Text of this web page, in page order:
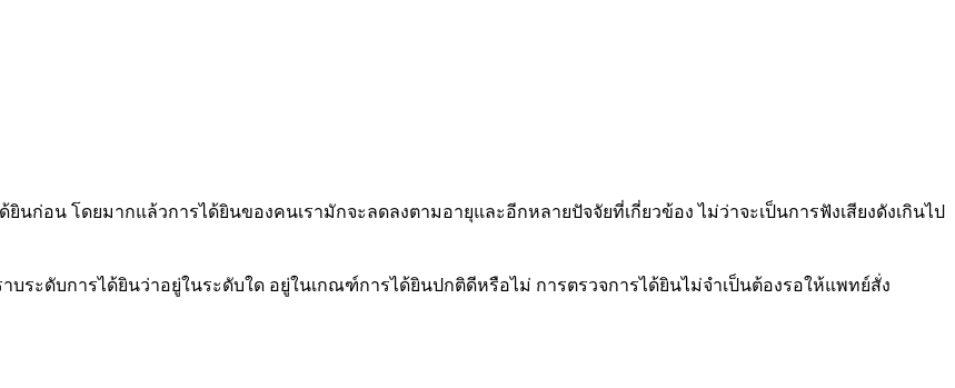
ก่อน โดยมากแล้วการได้ยินของคนเรามักจะลดลงตามอายุและอีกหลายปัจจัยที่เกี่ยวข้อง ไม่ว่าจะเป็นการฟังเสียงดังเกินไป
บระดับการได้ยินว่าอยู่ในระดับใด อยู่ในเกณฑ์การได้ยินปกติดีหรือไม่ การตรวจการได้ยินไม่จำเป็นต้องรอให้แพทย์สั่ง